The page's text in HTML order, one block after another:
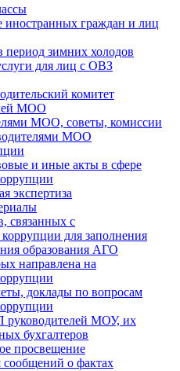
иностранных граждан и лиц
зимних холодов
для лиц с ОВЗ
комитет
МОО
МОО, советы, комиссии
МОО
и иные акты в сфере
экспертиза
связанных с
для заполнения
образования АГО
направлена на
доклады по вопросам
МОУ, их
бухгалтеров
просвещение
сообщений о фактах